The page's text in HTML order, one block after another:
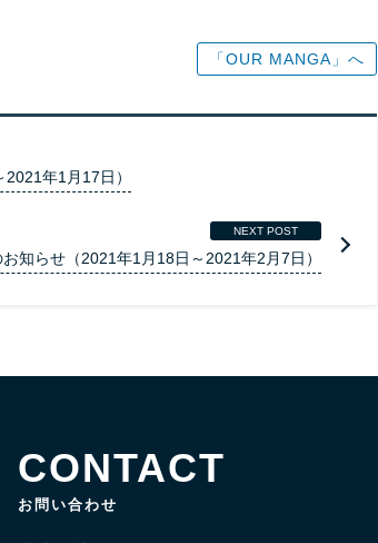
「OUR MANGA」へ
年1月17日）
NEXT POST
知らせ（2021年1月18日～2021年2月7日）
CONTACT
お問い合わせ